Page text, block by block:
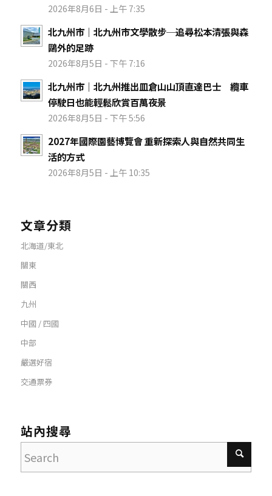
2026年8月6日 - 上午 7:35
北九州市｜北九州市文學散步─追尋松本清張與森
鷗外的足跡
2026年8月5日 - 下午 7:16
北九州市｜北九州推出皿倉山山頂直達巴士 纜車
停駛日也能輕鬆欣賞百萬夜景
2026年8月5日 - 下午 5:56
2027年國際園藝博覽會 重新探索人與自然共同生
活的方式
2026年8月5日 - 上午 10:35
文章分類
北海道/東北
關東
關西
九州
中國 / 四國
中部
嚴選好宿
交通票券
站內搜尋